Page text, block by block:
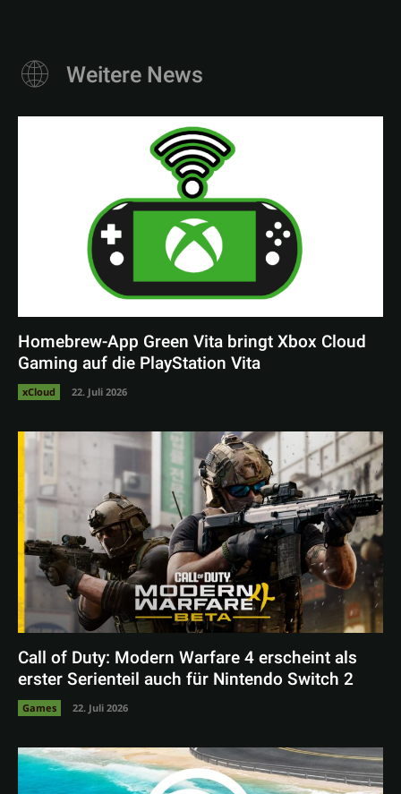
Weitere News
Homebrew-App Green Vita bringt Xbox Cloud
Gaming auf die PlayStation Vita
xCloud 22. Juli 2026
Call of Duty: Modern Warfare 4 erscheint als
erster Serienteil auch für Nintendo Switch 2
Games 22. Juli 2026